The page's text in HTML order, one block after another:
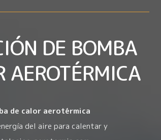
DE BOMBA
AEROTÉRMICA
de calor aerotérmica
del aire para calentar y